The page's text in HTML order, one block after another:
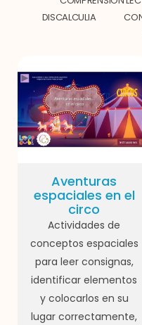
DISCALCULIA
Aventuras
espaciales en el
circo
Actividades de
conceptos espaciales
para leer consignas,
identificar elementos
y colocarlos en su
lugar correctamente,